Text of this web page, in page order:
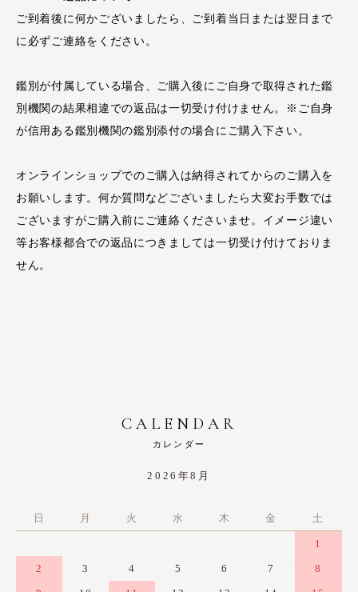
ご到着後に何かございましたら、ご到着当日または翌日まで
に必ずご連絡をください。
鑑別が付属している場合、ご購入後にご自身で取得された鑑
別機関の結果相違での返品は一切受け付けません。※ご自身
が信用ある鑑別機関の鑑別添付の場合にご購入下さい。
オンラインショップでのご購入は納得されてからのご購入を
お願いします。何か質問などございましたら大変お手数では
ございますがご購入前にご連絡くださいませ。イメージ違い
等お客様都合での返品につきましては一切受け付けておりま
せん。
CALENDAR
カレンダー
2026年8月
日 月 火 水 木 金 土
1
2 3 4 5 6 7 8